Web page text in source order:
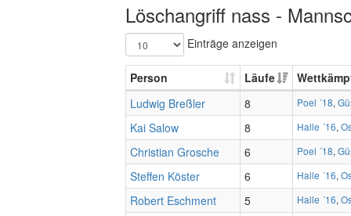
Löschangriff nass -
Einträge anzeigen
Person Läufe
Ludwig Breßler
8 Poel ´18,
Kai Salow 8 Halle ´16,
Christian Grosche 6 Poel ´18,
Steffen Köster 6 Halle ´16,
Robert Eschment 5 Halle ´16,